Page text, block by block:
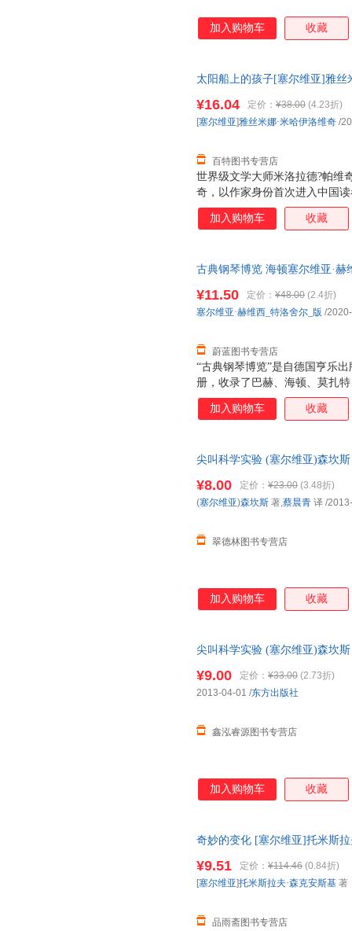
加入购物车 收藏
太阳船上的孩子[塞尔维亚]雅丝
世界级文学大师米洛拉德?帕
奇，以作家身份首次进入中国
2009年帕维奇去世之后，开始
作。实际上，雅丝米娜本人也
中所生发的感受和思考，在面
己细腻而敏感的个体化视角，
通道。
¥16.04 定价： ¥38.00 (4.23折)
百特图书专营店
[塞尔维亚]雅丝米娜·米哈伊洛维奇 /
加入购物车 收藏
古典钢琴博览 海顿塞尔维亚·
“古典钢琴博览”是自德国亨乐
册，收录了巴赫、海顿、莫扎
典钢琴作品。每一分括由浅入
的演奏提示，是一套兼具实用
¥11.50 定价： ¥48.00 (2.4折)
蔚蓝图书专营店
塞尔维亚·赫维西_特洛舍尔_版 /
加入购物车 收藏
尖叫科学实验 (塞尔维亚)森坎
¥8.00 定价： ¥23.00 (3.48折)
翠德林图书专营店
(塞尔维亚)森坎斯 著,蔡晨青 译 /
加入购物车 收藏
尖叫科学实验 (塞尔维亚)森坎
¥9.00 定价： ¥33.00 (2.73折)
鑫泓睿源图书专营店
2013-04-01 /东方出版社
加入购物车 收藏
奇妙的变化 [塞尔维亚]托米斯
¥9.51 定价： ¥114.46 (0.84折)
品雨斋图书专营店
[塞尔维亚]托米斯拉夫·森克安斯基 著